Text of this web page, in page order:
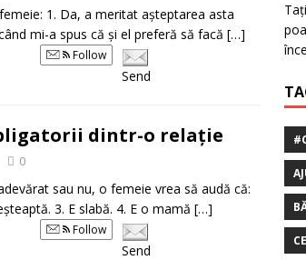
1. Da, a meritat așteptarea asta
mi-a spus că și el preferă să facă […]
Follow
Send
dintr-o relație
0
sau nu, o femeie vrea să audă că:
3. E slabă. 4. E o mamă […]
Follow
Send